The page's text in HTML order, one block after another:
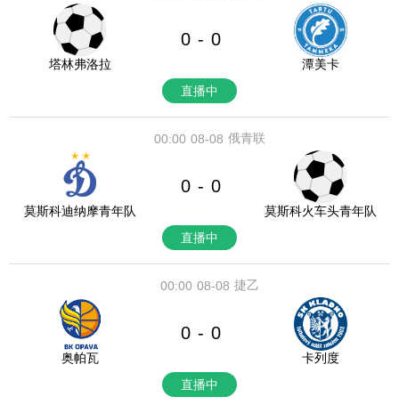
塔林弗洛拉
0 - 0
潭美卡
直播中
08-08
00:00 俄青联
莫斯科迪纳摩青年队
0 - 0
莫斯科火车头青年队
直播中
08-08
00:00 捷乙
奥帕瓦
0 - 0
卡列度
直播中